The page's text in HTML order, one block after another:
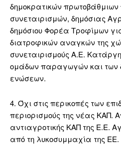
δημοκρατικών
συνεταιρισμών, δημόσιας
δημόσιου Φορέα Τροφίμων
διατροφικών αναγκών της
συνεταιρισμούς Α.Ε.
ομάδων παραγωγών και των
ενώσεων.
4. Όχι στις περικοπές των
περιορισμούς της νέας ΚΑΠ.
αντιαγροτικής ΚΑΠ της Ε.Ε.
από τη λυκοσυμμαχία της ΕΕ.